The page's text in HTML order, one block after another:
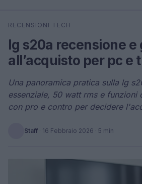
Cerca
RECENSIONI TECH
lg s20a recensione e
all’acquisto per pc e
Una panoramica pratica sulla lg
essenziale, 50 watt rms e funzioni
con pro e contro per decidere
Staff · 16 Febbraio 2026 · 5 min